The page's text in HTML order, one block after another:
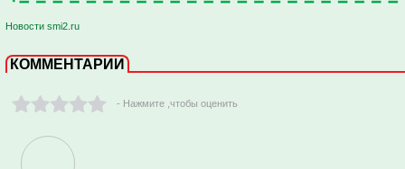
Новости smi2.ru
КОММЕНТАРИИ
- Нажмите ,чтобы оценить